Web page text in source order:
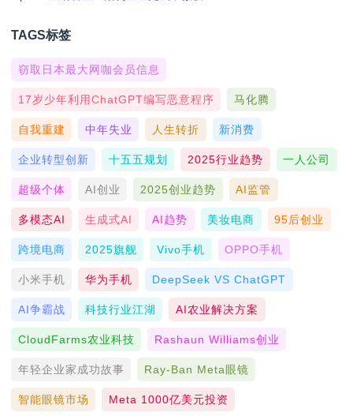
TAGS标签
窃取日本最大网咖会员信息
17岁少年利用ChatGPT编写恶意程序 马化腾
自我重建 中年失业 人生转折 新消费
企业转型创新 十五五规划 2025行业趋势 一人公司
超级个体 AI创业 2025创业趋势 AI监管
多模态AI 生成式AI AI趋势 美妆电商 95后创业
跨境电商 2025旗舰 Vivo手机 OPPO手机
小米手机 华为手机 DeepSeek VS ChatGPT
AI争霸战 科技行业江湖 AI农业解决方案
CloudFarms农业科技 Rashaun Williams创业
年轻企业家成功故事 Ray-Ban Meta眼镜
智能眼镜市场 Meta 1000亿美元投资